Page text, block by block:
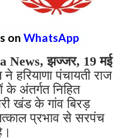
on WhatsApp
News, झज्जर, 19 मई
ने हरियाणा पंचायती राज
के अंतर्गत निहित
खंड के गांव बिरड़
प्रभाव से सरपंच